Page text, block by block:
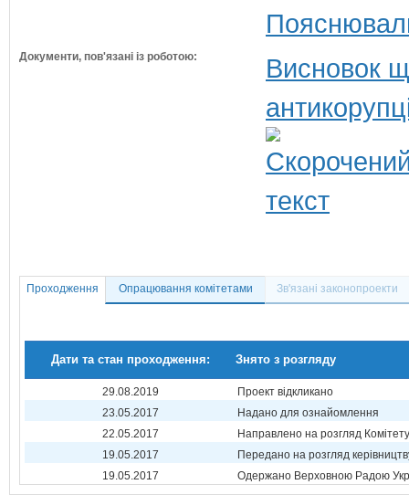
Документи, пов'язані із роботою:
Висновок
Проходження Опрацювання комітетами Зв'язані законопроекти
Дати та стан проходження: Знято з розгляду
29.08.2019
Проект відкликано
23.05.2017
Надано для ознайомлення
22.05.2017
Направлено на розгляд Комітету
19.05.2017
Передано на розгляд
19.05.2017
Одержано Верховною Радою